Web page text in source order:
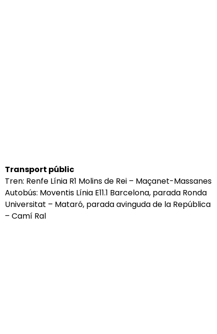
Transport públic
Tren: Renfe Línia R1 Molins de Rei – Maçanet-Massanes
Autobús: Moventis Línia E11.1 Barcelona, parada Ronda
Universitat – Mataró, parada avinguda de la República
– Camí Ral